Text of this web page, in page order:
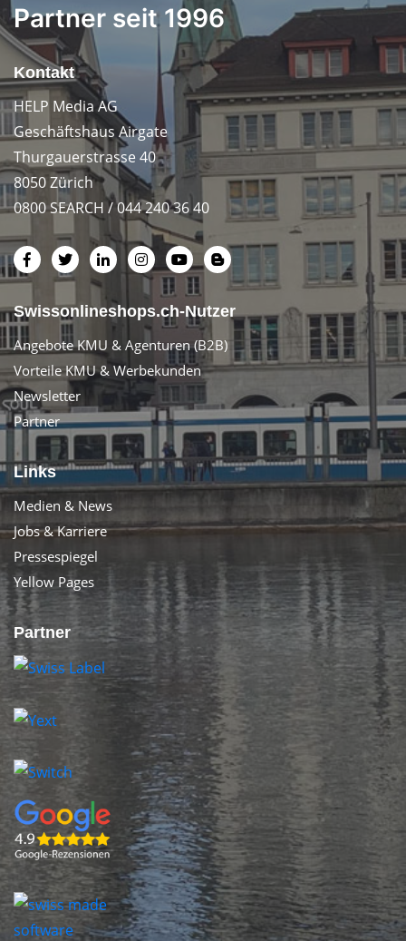
Partner seit 1996
Kontakt
HELP Media AG
Geschäftshaus Airgate
Thurgauerstrasse 40
8050 Zürich
0800 SEARCH / 044 240 36 40
Swissonlineshops.ch-Nutzer
Angebote KMU & Agenturen (B2B)
Vorteile KMU & Werbekunden
Newsletter
Partner
Links
Medien & News
Jobs & Karriere
Pressespiegel
Yellow Pages
Partner